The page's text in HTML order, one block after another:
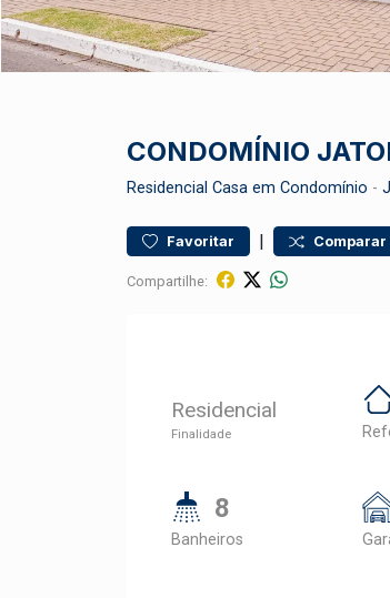
CONDOMÍNIO
Residencial Casa em Condomínio -
Favoritar | Comparar
Compartilhe:
Residencial
Finalidade
8
Banheiros